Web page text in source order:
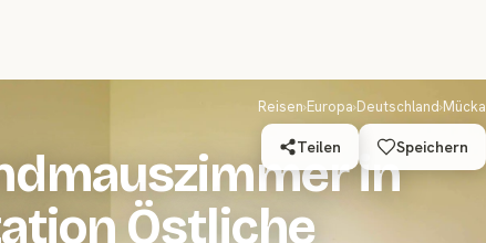
Reisen›Europa›Deutschland›Mücka
Teilen Speichern
in
Östliche